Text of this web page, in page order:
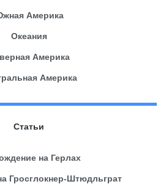
Америка
Океания
Америка
Америка
Статьи
на Герлах
Гросглокнер-Штюдльграт